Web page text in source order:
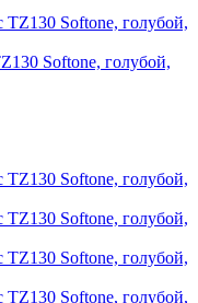
Softone, голубой,